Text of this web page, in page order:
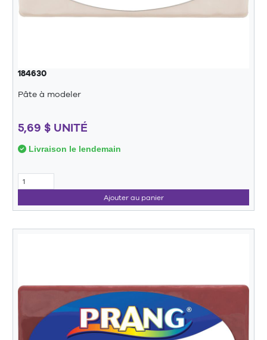
184630
Pâte à modeler
5,69 $ UNITÉ
Livraison le lendemain
Ajouter au panier